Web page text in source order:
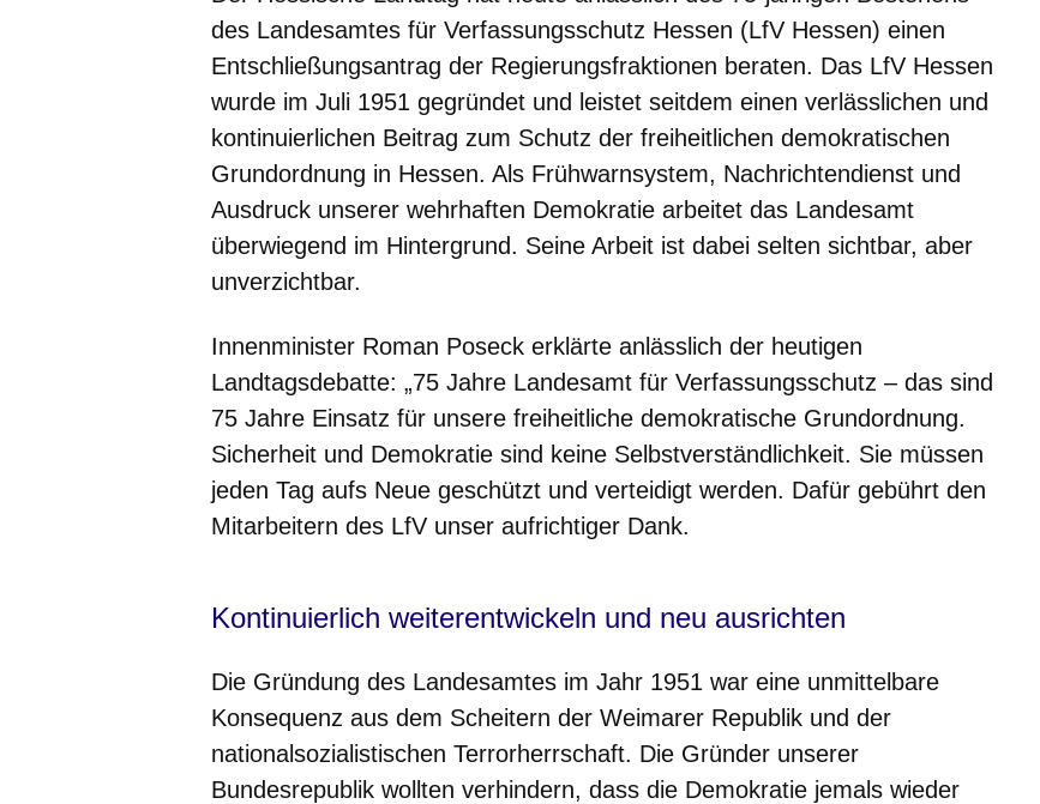
des Landesamtes für Verfassungsschutz Hessen (LfV Hessen) einen
Entschließungsantrag der Regierungsfraktionen beraten. Das LfV Hessen
wurde im Juli 1951 gegründet und leistet seitdem einen verlässlichen und
kontinuierlichen Beitrag zum Schutz der freiheitlichen demokratischen
Grundordnung in Hessen. Als Frühwarnsystem, Nachrichtendienst und
Ausdruck unserer wehrhaften Demokratie arbeitet das Landesamt
überwiegend im Hintergrund. Seine Arbeit ist dabei selten sichtbar, aber
unverzichtbar.
Innenminister Roman Poseck erklärte anlässlich der heutigen
Landtagsdebatte: „75 Jahre Landesamt für Verfassungsschutz – das sind
75 Jahre Einsatz für unsere freiheitliche demokratische Grundordnung.
Sicherheit und Demokratie sind keine Selbstverständlichkeit. Sie müssen
jeden Tag aufs Neue geschützt und verteidigt werden. Dafür gebührt den
Mitarbeitern des LfV unser aufrichtiger Dank.
Kontinuierlich weiterentwickeln und neu ausrichten
Die Gründung des Landesamtes im Jahr 1951 war eine unmittelbare
Konsequenz aus dem Scheitern der Weimarer Republik und der
nationalsozialistischen Terrorherrschaft. Die Gründer unserer
Bundesrepublik wollten verhindern, dass die Demokratie jemals wieder